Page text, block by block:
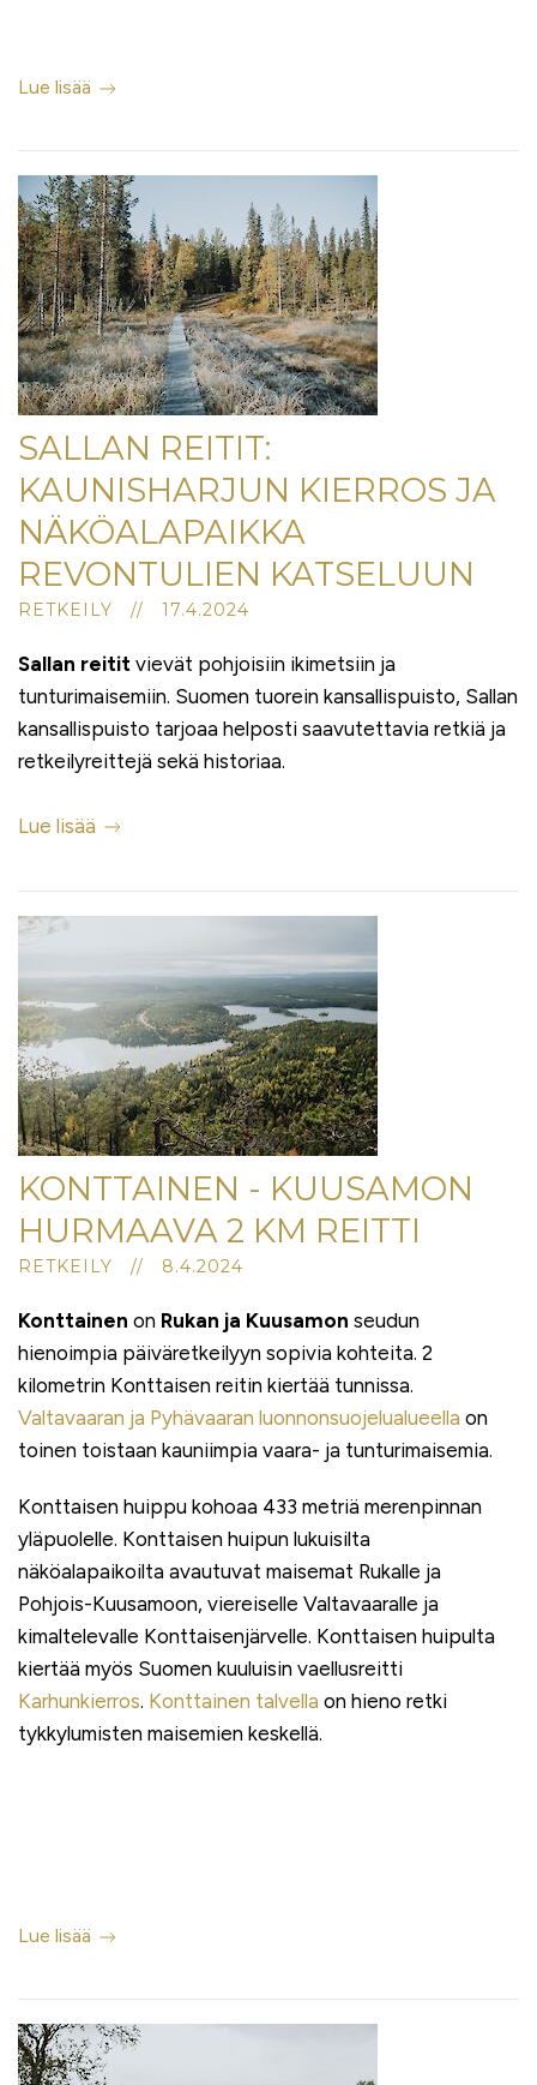
Lue lisää
SALLAN REITIT:
KAUNISHARJUN KIERROS JA
NÄKÖALAPAIKKA
REVONTULIEN KATSELUUN
RETKEILY // 17.4.2024
Sallan reitit vievät pohjoisiin ikimetsiin ja
tunturimaisemiin. Suomen tuorein kansallispuisto, Sallan
kansallispuisto tarjoaa helposti saavutettavia retkiä ja
retkeilyreittejä sekä historiaa.
Lue lisää
KONTTAINEN - KUUSAMON
HURMAAVA 2 KM REITTI
RETKEILY // 8.4.2024
Konttainen on Rukan ja Kuusamon seudun
hienoimpia päiväretkeilyyn sopivia kohteita. 2
kilometrin Konttaisen reitin kiertää tunnissa.
Valtavaaran ja Pyhävaaran luonnonsuojelualueella on
toinen toistaan kauniimpia vaara- ja tunturimaisemia.
Konttaisen huippu kohoaa 433 metriä merenpinnan
yläpuolelle. Konttaisen huipun lukuisilta
näköalapaikoilta avautuvat maisemat Rukalle ja
Pohjois-Kuusamoon, viereiselle Valtavaaralle ja
kimaltelevalle Konttaisenjärvelle. Konttaisen huipulta
kiertää myös Suomen kuuluisin vaellusreitti
Karhunkierros. Konttainen talvella on hieno retki
tykkylumisten maisemien keskellä.
Lue lisää